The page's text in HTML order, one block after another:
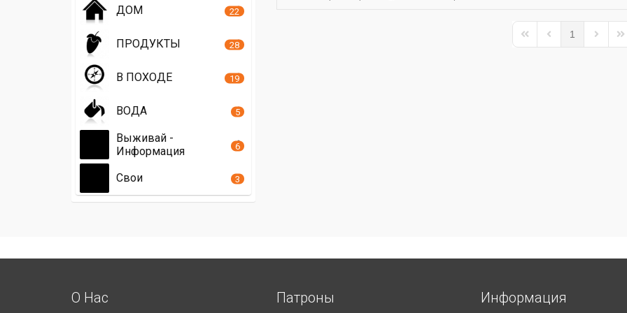
First PagePrevious Page
1
Next
ДОМ 22
ПРОДУКТЫ 28
В ПОХОДЕ 19
ВОДА 5
Выживай -
Информация
6
Свои 3
О Нас Патроны Информация